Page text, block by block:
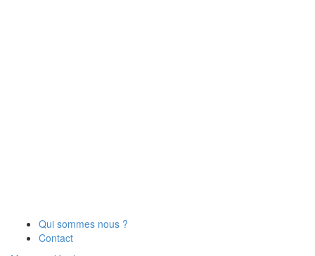
Qui sommes nous ?
Contact